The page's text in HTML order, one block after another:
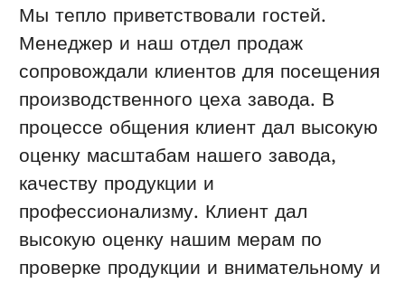
Мы тепло приветствовали гостей.
Менеджер и наш отдел продаж
сопровождали клиентов для посещения
производственного цеха завода. В
процессе общения клиент дал высокую
оценку масштабам нашего завода,
качеству продукции и
профессионализму. Клиент дал
высокую оценку нашим мерам по
проверке продукции и внимательному и